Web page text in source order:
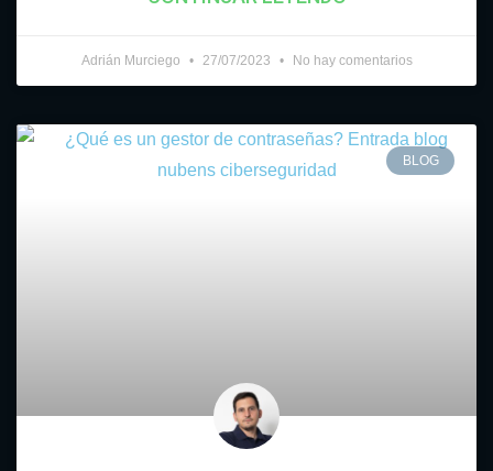
Adrián Murciego 27/07/2023 No hay comentarios
BLOG